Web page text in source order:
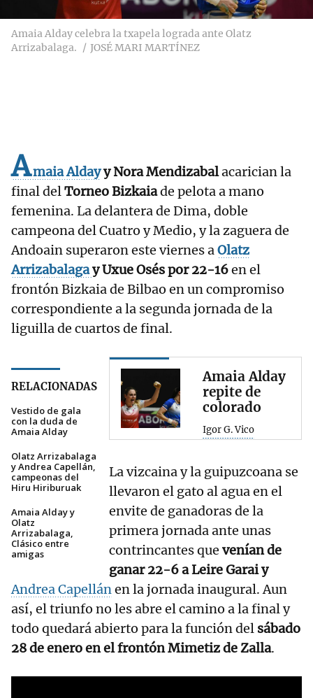
Amaia Alday celebra la txapela lograda ante Olatz
Arrizabalaga.
JOSÉ MARI MARTÍNEZ
Amaia Aldayy Nora Mendizabalacarician la
final delTorneo Bizkaiade pelota a mano
femenina. La delantera de Dima, doble
campeona del Cuatro y Medio, y la zaguera de
Andoain superaron este viernes aOlatz
Arrizabalagay Uxue Osés por 22-16en el
frontón Bizkaia de Bilbao en un compromiso
correspondiente a la segunda jornada de la
liguilla de cuartos de final.
RELACIONADAS
Vestido de gala
con la duda de
Amaia Alday
Olatz Arrizabalaga
y Andrea Capellán,
campeonas del
Hiru Hiriburuak
Amaia Alday y
Olatz
Arrizabalaga,
Clásico entre
amigas
Amaia Alday
repite de
colorado
Igor G. Vico
La vizcaina y la guipuzcoana se
llevaron el gato al agua en el
envite de ganadoras de la
primera jornada ante unas
contrincantes que venían de
ganar 22-6 a Leire Garai y
Andrea Capellánen la jornada inaugural. Aun
así, el triunfo no les abre el camino a la final y
todo quedará abierto para la función del sábado
28 de enero en el frontón Mimetiz de Zalla.